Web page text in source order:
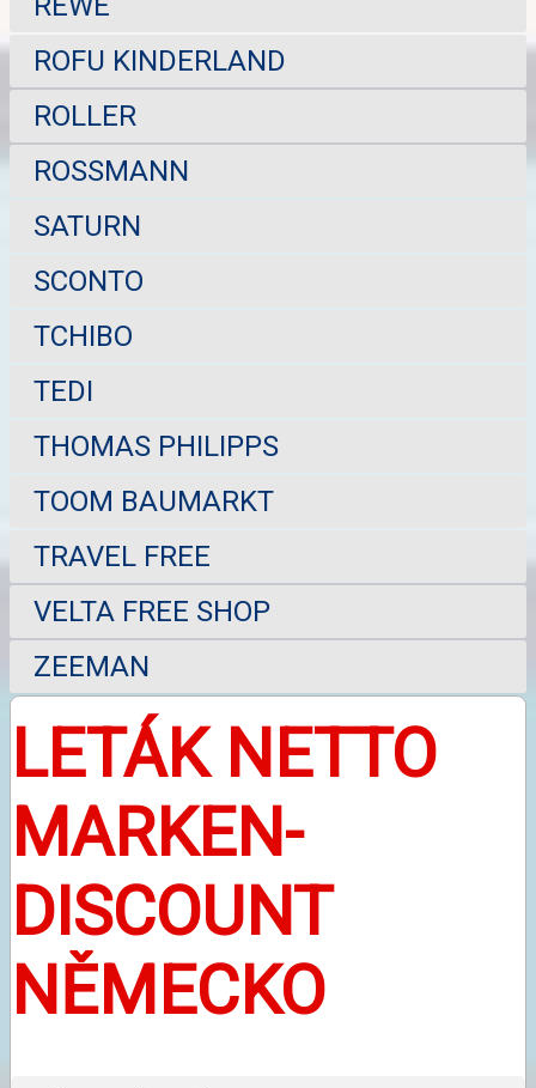
ROFU KINDERLAND
ROLLER
ROSSMANN
SATURN
SCONTO
TCHIBO
TEDI
THOMAS PHILIPPS
TOOM BAUMARKT
TRAVEL FREE
VELTA FREE SHOP
ZEEMAN
LETÁK NETTO
MARKEN-
DISCOUNT
NĚMECKO